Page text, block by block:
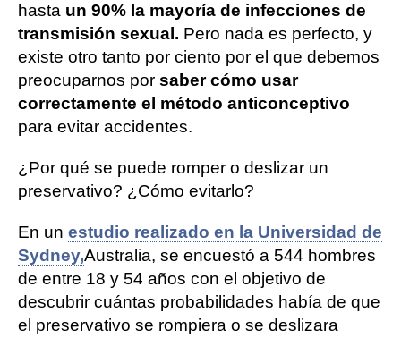
hasta un 90% la mayoría de infecciones de
transmisión sexual. Pero nada es perfecto, y
existe otro tanto por ciento por el que debemos
preocuparnos por saber cómo usar
correctamente el método anticonceptivo
para evitar accidentes.
¿Por qué se puede romper o deslizar un
preservativo? ¿Cómo evitarlo?
En un estudio realizado en la Universidad de
Sydney,Australia, se encuestó a 544 hombres
de entre 18 y 54 años con el objetivo de
descubrir cuántas probabilidades había de que
el preservativo se rompiera o se deslizara